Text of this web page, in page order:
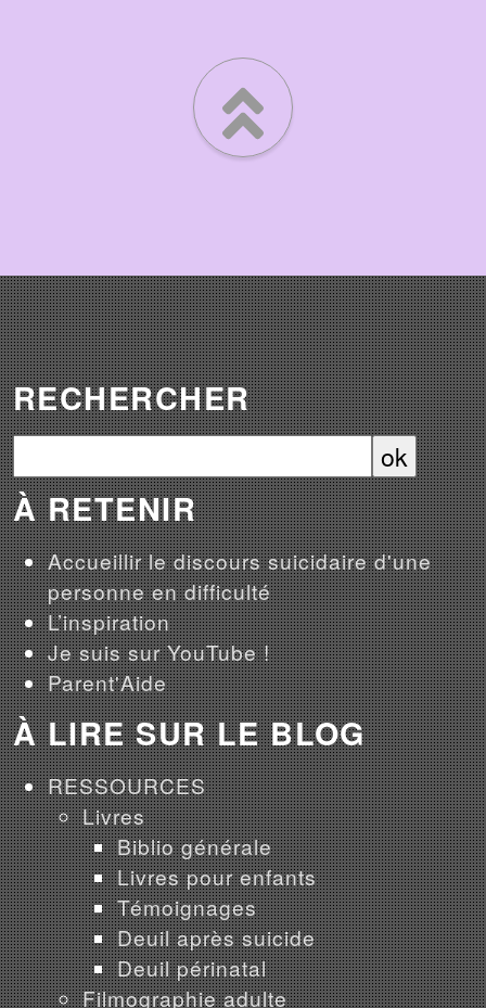
RECHERCHER
À RETENIR
Accueillir le discours suicidaire d'une
personne en difficulté
L’inspiration
Je suis sur YouTube !
Parent'Aide
À LIRE SUR LE BLOG
RESSOURCES
Livres
Biblio générale
Livres pour enfants
Témoignages
Deuil après suicide
Deuil périnatal
Filmographie adulte